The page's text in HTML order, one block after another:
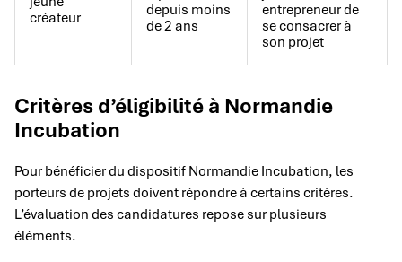
créateur
depuis moins
de 2 ans
entrepreneur de
se consacrer à
son projet
Critères d’éligibilité à Normandie
Incubation
Pour bénéficier du dispositif Normandie Incubation, les
porteurs de projets doivent répondre à certains critères.
L’évaluation des candidatures repose sur plusieurs
éléments.